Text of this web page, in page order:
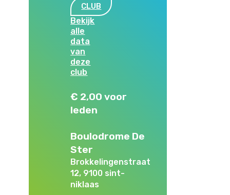
CLUB
Bekijk
alle
data
van
deze
club
€ 2,00 voor
leden
Boulodrome De
Ster
Brokkelingenstraat
12, 9100 sint-
niklaas